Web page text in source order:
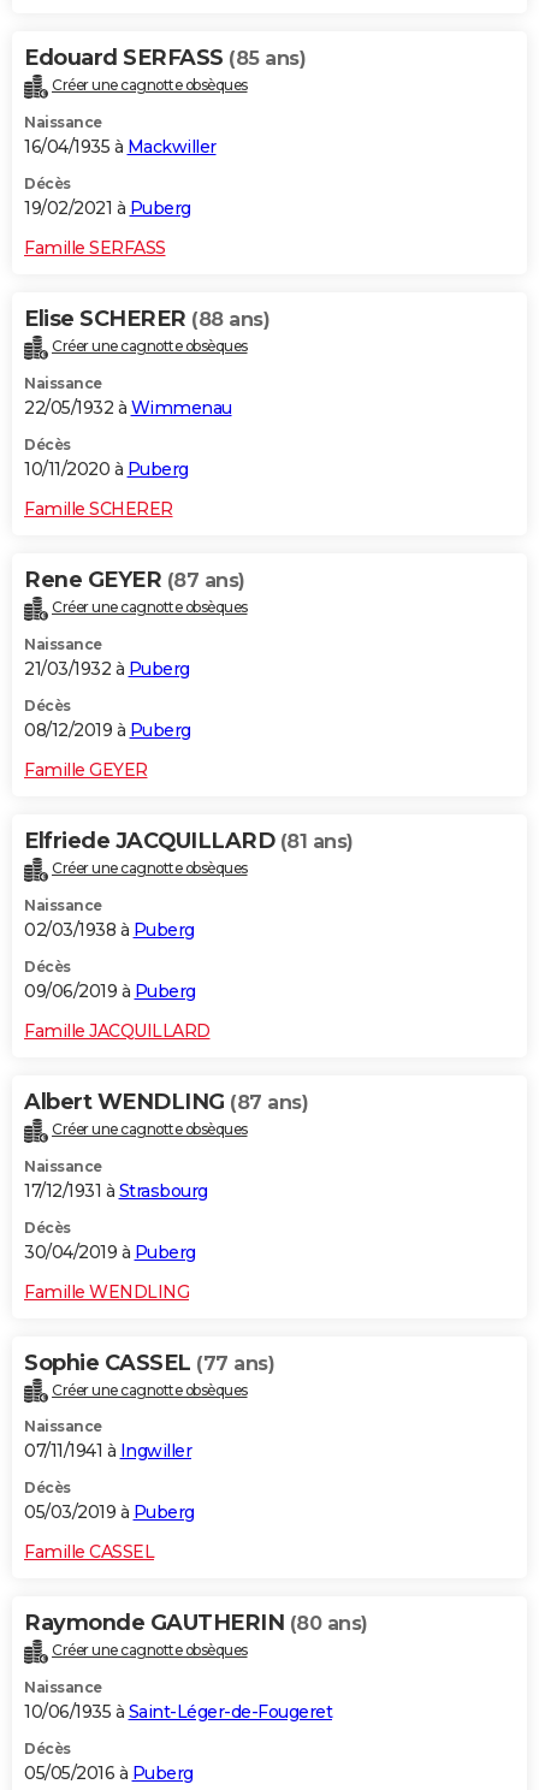
Edouard SERFASS (85 ans)
Créer une cagnotte obsèques
Naissance
16/04/1935 à Mackwiller
Décès
19/02/2021 à Puberg
Famille SERFASS
Elise SCHERER (88 ans)
Créer une cagnotte obsèques
Naissance
22/05/1932 à Wimmenau
Décès
10/11/2020 à Puberg
Famille SCHERER
Rene GEYER (87 ans)
Créer une cagnotte obsèques
Naissance
21/03/1932 à Puberg
Décès
08/12/2019 à Puberg
Famille GEYER
Elfriede JACQUILLARD (81 ans)
Créer une cagnotte obsèques
Naissance
02/03/1938 à Puberg
Décès
09/06/2019 à Puberg
Famille JACQUILLARD
Albert WENDLING (87 ans)
Créer une cagnotte obsèques
Naissance
17/12/1931 à Strasbourg
Décès
30/04/2019 à Puberg
Famille WENDLING
Sophie CASSEL (77 ans)
Créer une cagnotte obsèques
Naissance
07/11/1941 à Ingwiller
Décès
05/03/2019 à Puberg
Famille CASSEL
Raymonde GAUTHERIN (80 ans)
Créer une cagnotte obsèques
Naissance
10/06/1935 à Saint-Léger-de-Fougeret
Décès
05/05/2016 à Puberg